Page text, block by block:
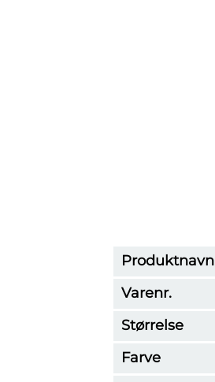
Produktnavn
Varenr.
Størrelse
Farve